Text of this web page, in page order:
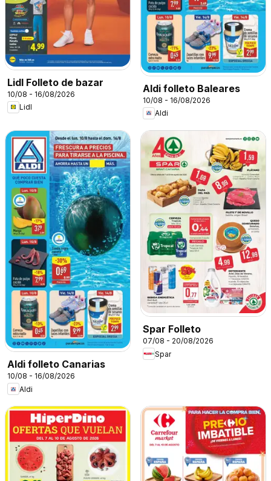
Lidl Folleto de bazar
10/08 - 16/08/2026
Lidl
Aldi folleto Baleares
10/08 - 16/08/2026
Aldi
Aldi folleto Canarias
10/08 - 16/08/2026
Aldi
Spar Folleto
07/08 - 20/08/2026
Spar